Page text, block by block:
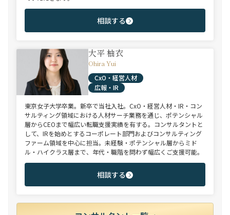
相談する
大平 柚衣
Ohira Yui
CxO・経営人材
広報・IR
東京女子大学卒業。新卒で当社入社。CxO・経営人材・IR・コン
サルティング領域における人材サーチ業務を通じ、ポテンシャル
層からCEOまで幅広い転職支援実績を有する。コンサルタントと
して、IRを始めとするコーポレート部門およびコンサルティング
ファーム領域を中心に担当。未経験・ポテンシャル層からミド
ル・ハイクラス層まで、年代・職階を問わず幅広くご支援可能。
相談する